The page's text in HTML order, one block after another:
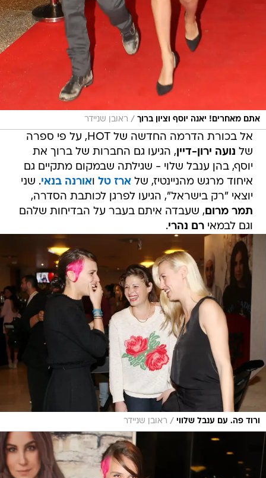
אתם מאחרים! יאנה יוסף וציון ברוך / ראובן שניידר
אל בכורת הדרמה החדשה של HOT, על פי ספרה
של נועה ירון-דיין, הגיעו גם החברות של ברוך את
יוסף, בהן ענבל שלוי - שגילתה שבמקום מתקיים גם
איחוד מרגש מהניינטיז, של ארז טל ואורנה בנאי. שני
יוצאי "רק בישראל", הגיעו לפרגן לכותבת הסדרה,
תמר מרום, שעבדה איתם בעבר על הבדיחות שלהם
וגם לבמאירם נהרי.
ורוד פה. עם ענבל שלווי / ראובן שניידר